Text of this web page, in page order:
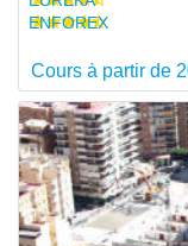
ENFOREX
Cours à partir de